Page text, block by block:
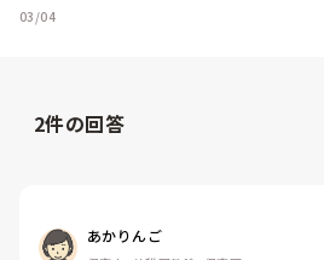
03/04
2件の回答
あかりんご